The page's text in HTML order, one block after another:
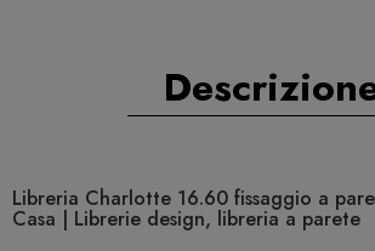
Libreria Charlotte 16.60 fissaggio a
Casa | Librerie design, libreria a parete